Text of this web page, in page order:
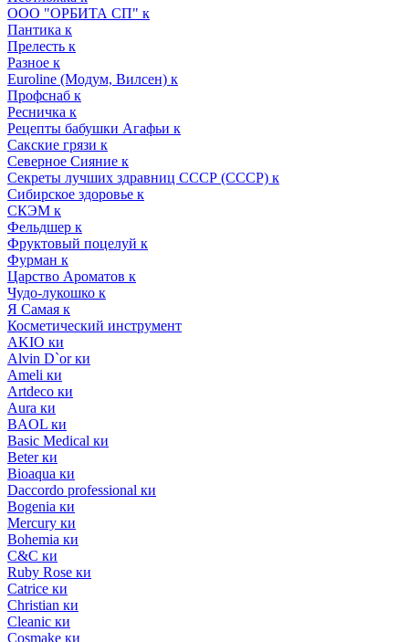
ООО "ОРБИТА СП" к
Пантика к
Прелесть к
Разное к
Euroline (Модум, Вилсен) к
Профснаб к
Ресничка к
Рецепты бабушки Агафьи к
Сакские грязи к
Северное Сияние к
Секреты лучших здравниц СССР (СССР) к
Сибирское здоровье к
СКЭМ к
Фельдшер к
Фруктовый поцелуй к
Фурман к
Царство Ароматов к
Чудо-лукошко к
Я Самая к
Косметический инструмент
AKIO ки
Alvin D`or ки
Ameli ки
Artdeco ки
Aura ки
BAOL ки
Basic Medical ки
Beter ки
Bioaqua ки
Daccordo professional ки
Bogenia ки
Mercury ки
Bohemia ки
C&C ки
Ruby Rose ки
Catrice ки
Christian ки
Cleanic ки
Cosmake ки